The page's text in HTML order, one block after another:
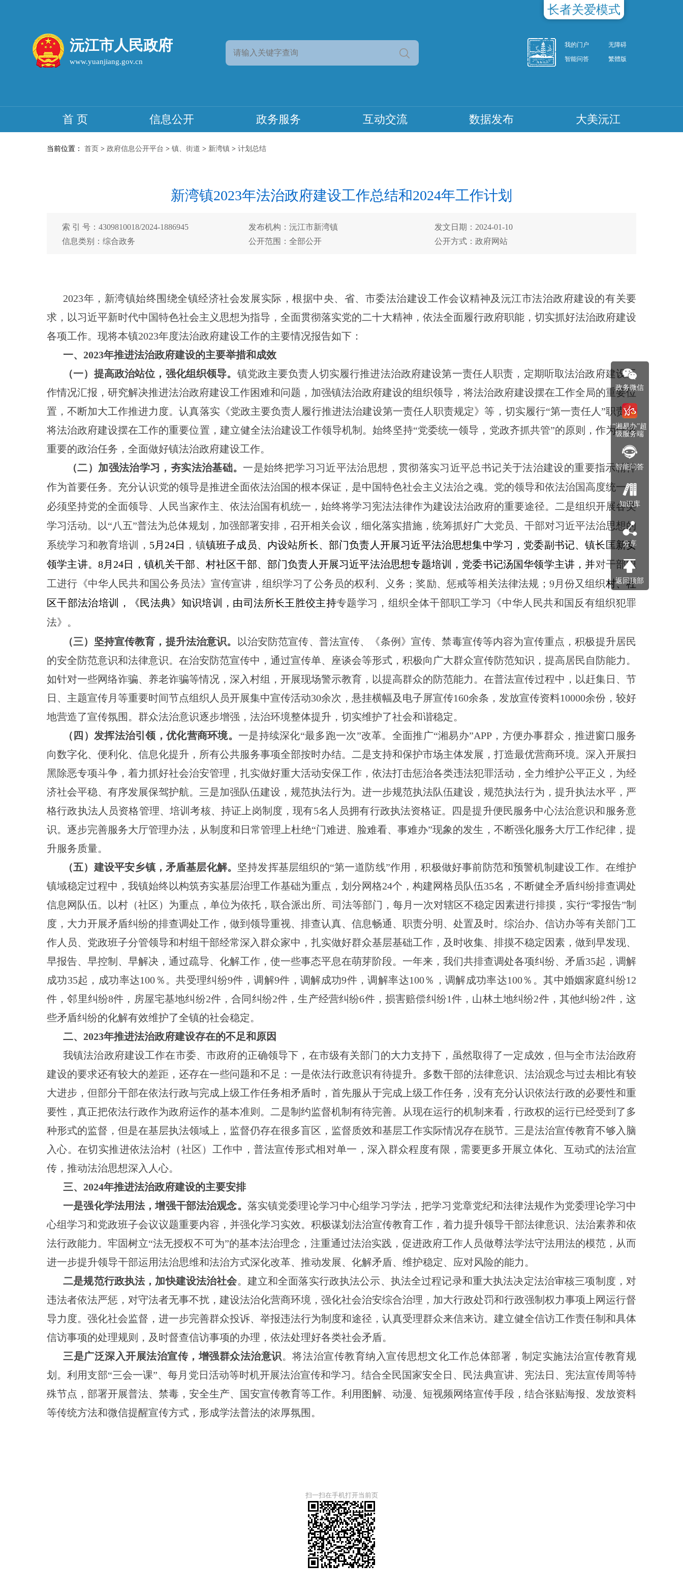
沅江市人民政府 我的门户
无障碍
智能问答
繁體版
首 页 信息公开 政务服务 互动交流 数据发布 大美沅江
当前位置： 首页 > 政府信息公开平台 > 镇、街道 > 新湾镇 > 计划总结
新湾镇2023年法治政府建设工作总结和2024年工作计划
索 引 号：4309810018/2024-1886945 发布机构：沅江市新湾镇
发文日期：2024-01-10
信息类别：综合政务
公开范围：全部公开 公开方式：政府网站
2023年， 新湾镇始终围绕全镇经济社会发展实际，根据中央、省、市委法治建设工作会议精神及 沅江市法治政府建设的有关要
求，以习近平新时代中国特色社会主义思想为指导，全面贯彻落实党的二十大精神，依法全面履行政府职能，切实抓好法治政府建设
各项工作。现将本镇2023年度法治政府建设工作的主要情况报告如下：
一、2023年推进法治政府建设的主要举措和成效
（一）提高政治站位，强化组织领导。 镇党政主要负责人切实履行推进法治政府建设第一责任人职责，定期听取法治政府建设工
作情况汇报，研究解决推进法治政府建设工作困难和问题，加强镇法治政府建设的组织领导，将法治政府建设摆在工作全局的重要位
置，不断加大工作推进力度。认真落实《党政主要负责人履行推进法治建设第一责任人职责规定》等，切实履行“第一责任人”职责。
将法治政府建设摆在工作的重要位置，建立健全法治建设工作领导机制。始终坚持“党委统一领导，党政齐抓共管”的原则，作为一项
重要的政治任务，全面做好镇法治政府建设工作。
（二）加强法治学习，夯实法治基础。 一是始终把学习习近平法治思想，贯彻落实习近平总书记关于法治建设的重要指示精神
作为首要任务。充分认识党的领导是推进全面依法治国的根本保证，是中国特色社会主义法治之魂。党的领导和依法治国高度统一，
必须坚持党的全面领导、人民当家作主、依法治国有机统一，始终将学习宪法法律作为建设法治政府的重要途径。二是组织开展各类
学习活动。以“八五”普法为总体规划，加强部署安排，召开相关会议，细化落实措施，统筹抓好广大党员、干部对习近平法治思想的
系统学习和教育培训， 5月24日 ，镇镇班子成员、内设站所长、部门负责人开展习近平法治思想集中学习，党委副书记、镇长匡新安
领学主讲。 8月24日，镇机关干部、村社区干部、部门负责人开展习近平法治思想专题培训，党委书记汤国华领学主讲，并对干部职
工进行《中华人民共和国公务员法》宣传宣讲，组织学习了公务员的权利、义务；奖励、惩戒等相关法律法规； 9月份又组织村、社
区干部法治培训，《民法典》知识培训，由司法所长王胜佼主持专题学习，组织全体干部职工学习《中华人民共和国反有组织犯罪
法》。
（三）坚持宣传教育，提升法治意识。
以治安防范宣传、普法宣传、《条例》宣传、禁毒宣传等内容为宣传重点，积极提升居民
的安全防范意识和法律意识。在治安防范宣传中，通过宣传单、座谈会等形式，积极向广大群众宣传防范知识，提高居民自防能力。
如针对一些网络诈骗、养老诈骗等情况，深入村组 ，开展现场警示教育，以提高群众的防范能力。在普法宣传过程中，以赶集日、节
日、主题宣传月等重要时间节点组织人员开展集中宣传活动30余次，悬挂横幅及电子屏宣传160余条，发放宣传资料10000余份，较好
地营造了宣传氛围。群众法治意识逐步增强，法治环境整体提升，切实维护了社会和谐稳定。
（四）发挥法治引领，优化营商环境。 一是持续深化“最多跑一次”改革。全面推广“湘易办”APP，方便办事群众，推进窗口服务
向数字化、便利化、信息化提升，所有公共服务事项全部按时办结。二是支持和保护市场主体发展，打造最优营商环境。深入开展扫
黑除恶专项斗争，着力抓好社会治安管理，扎实做好重大活动安保工作，依法打击惩治各类违法犯罪活动，全力维护公平正义，为经
济社会平稳、有序发展保驾护航。三是加强队伍建设，规范执法行为。进一步规范执法队伍建设，规范执法行为，提升执法水平，严
格行政执法人员资格管理、培训考核、持证上岗制度，现有5名人员拥有行政执法资格证。四是提升便民服务中心法治意识和服务意
识。逐步完善服务大厅管理办法，从制度和日常管理上杜绝“门难进、脸难看、事难办”现象的发生，不断强化服务大厅工作纪律，提
升服务质量。
（五）建设平安乡镇，矛盾基层化解。 坚持发挥基层组织的“第一道防线”作用，积极做好事前防范和预警机制建设工作。在维护
镇域稳定过程中，我镇始终以构筑夯实基层治理工作基础为重点，划分网格24个，构建网格员队伍35名，不断健全矛盾纠纷排查调处
信息网队伍。以村（社区）为重点，单位为依托，联合派出所、司法等部门，每月一次对辖区不稳定因素进行排摸，实行“零报告”制
度，大力开展矛盾纠纷的排查调处工作，做到领导重视、排查认真、信息畅通、职责分明、处置及时。综治办、信访办等有关部门工
作人员、党政班子分管领导和村组干部经常深入群众家中，扎实做好群众基层基础工作，及时收集、排摸不稳定因素，做到早发现、
早报告、早控制、早解决，通过疏导、化解工作，使一些事态平息在萌芽阶段。一年来，我们共排查调处各项纠纷、矛盾35起，调解
成功35起，成功率达100％。共受理纠纷9件，调解9件，调解成功9件，调解率达100％，调解成功率达100％。其中婚姻家庭纠纷12
件，邻里纠纷8件，房屋宅基地纠纷2件，合同纠纷2件，生产经营纠纷6件，损害赔偿纠纷1件，山林土地纠纷2件，其他纠纷2件，这
些矛盾纠纷的化解有效维护了全镇的社会稳定。
二、2023年推进法治政府建设存在的不足和原因
我镇法治政府建设工作在市委、市政府的正确领导下，在市级有关部门的大力支持下，虽然取得了一定成效，但与全市法治政府
建设的要求还有较大的差距，还存在一些问题和不足：一是依法行政意识有待提升。多数干部的法律意识、法治观念与过去相比有较
大进步，但部分干部在依法行政与完成上级工作任务相矛盾时，首先服从于完成上级工作任务，没有充分认识依法行政的必要性和重
要性，真正把依法行政作为政府运作的基本准则。二是制约监督机制有待完善。从现在运行的机制来看，行政权的运行已经受到了多
种形式的监督，但是在基层执法领域上，监督仍存在很多盲区，监督质效和基层工作实际情况存在脱节。三是法治宣传教育不够入脑
入心。在切实推进依法治村（社区）工作中，普法宣传形式相对单一，深入群众程度有限，需要更多开展立体化、互动式的法治宣
传，推动法治思想深入人心。
三、2024年推进法治政府建设的主要安排
一是强化学法用法，增强干部法治观念。 落实镇党委理论学习中心组学习学法，把学习党章党纪和法律法规作为党委理论学习中
心组学习和党政班子会议议题重要内容，并强化学习实效。积极谋划法治宣传教育工作，着力提升领导干部法律意识、法治素养和依
法行政能力。牢固树立“法无授权不可为”的基本法治理念，注重通过法治实践，促进政府工作人员做尊法学法守法用法的模范，从而
进一步提升领导干部运用法治思维和法治方式深化改革、推动发展、化解矛盾、维护稳定、应对风险的能力。
二是规范行政执法，加快建设法治社会。建立和全面落实行政执法公示、执法全过程记录和重大执法决定法治审核三项制度，对
违法者依法严惩，对守法者无事不扰，建设法治化营商环境，强化社会治安综合治理，加大行政处罚和行政强制权力事项上网运行督
导力度。强化社会监督，进一步完善群众投诉、举报违法行为制度和途径，认真受理群众来信来访。建立健全信访工作责任制和具体
信访事项的处理规则，及时督查信访事项的办理，依法处理好各类社会矛盾。
三是广泛深入开展法治宣传，增强群众法治意识。将法治宣传教育纳入宣传思想文化工作总体部署，制定实施法治宣传教育规
划。利用支部“三会一课”、每月党日活动等时机开展法治宣传和学习。结合全民国家安全日、民法典宣讲、宪法日、宪法宣传周等特
殊节点，部署开展普法、禁毒，安全生产、国安宣传教育等工作。利用图解、动漫、短视频网络宣传手段，结合张贴海报、发放资料
等传统方法和微信提醒宣传方式，形成学法普法的浓厚氛围。
扫一扫在手机打开当前页
长者关爱模式
政务微信
“湘易办”超
级服务端
智能问答
知识库
分享
返回顶部